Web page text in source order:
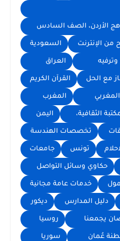
الأردن، الصف السادس
من الإنترنت السعودية
العراق
مع الحل القرآن الكريم
المغرب
الثقافية، اليمن
تخصصات الهندسة
تونس جامعات
حكاوي وسائل التواصل
خدمات عامة مجانية
دليل المدارس ديكور
يجمعنا روسيا
عُمان سوريا